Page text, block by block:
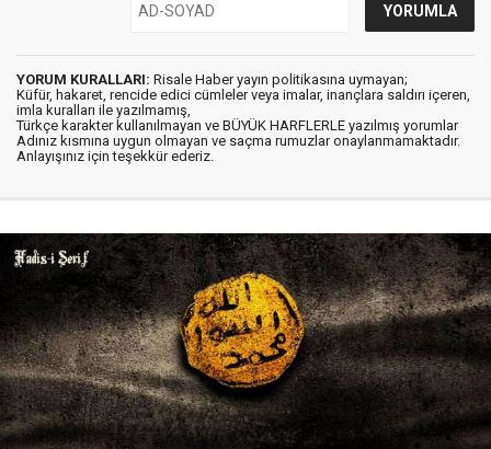
YORUM KURALLARI: Risale Haber yayın politikasına uymayan;
Küfür, hakaret, rencide edici cümleler veya imalar, inançlara saldırı içeren,
imla kuralları ile yazılmamış,
Türkçe karakter kullanılmayan ve BÜYÜK HARFLERLE yazılmış yorumlar
Adınız kısmına uygun olmayan ve saçma rumuzlar onaylanmamaktadır.
Anlayışınız için teşekkür ederiz.